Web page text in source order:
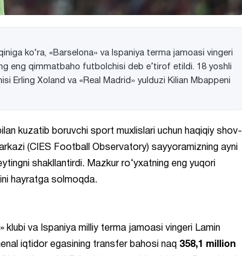
ko‘ra, «Barselona» va Ispaniya terma jamoasi vingeri
eng qimmatbaho futbolchisi deb e’tirof etildi. 18 yoshli
Erling Xoland va «Real Madrid» yulduzi Kilian Mbappeni
kuzatib boruvchi sport muxlislari uchun haqiqiy shov-
(CIES Football Observatory) sayyoramizning ayni
shakllantirdi. Mazkur ro‘yxatning eng yuqori
hayratga solmoqda.
va Ispaniya milliy terma jamoasi vingeri Lamin
iqtidor egasining transfer bahosi naq 358,1 million